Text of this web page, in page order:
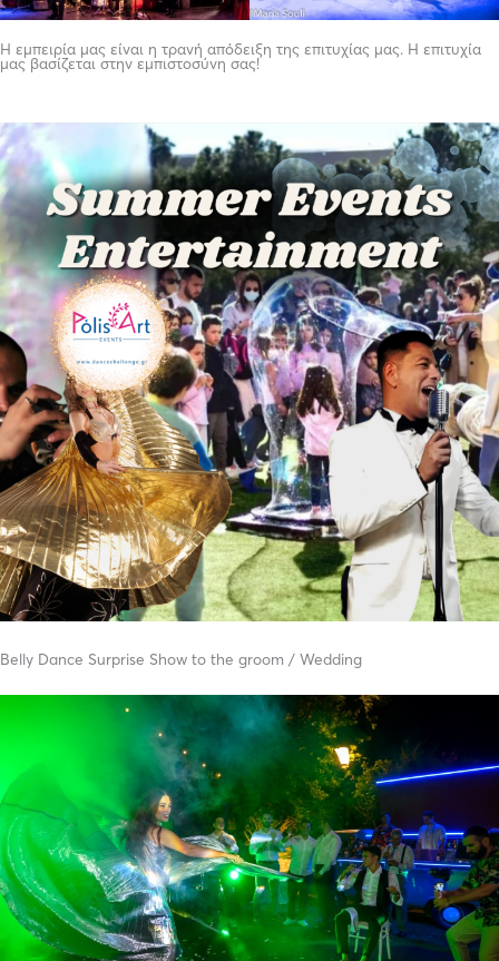
Η εμπειρία μας είναι η τρανή απόδειξη της επιτυχίας μας. Η επιτυχία
μας βασίζεται στην εμπιστοσύνη σας!
Belly Dance Surprise Show to the groom / Wedding